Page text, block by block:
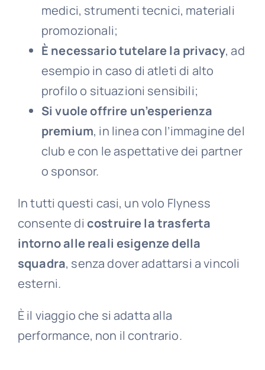
medici, strumenti tecnici, materiali
promozionali;
È necessario tutelare la privacy, ad
esempio in caso di atleti di alto
profilo o situazioni sensibili;
Si vuole offrire un’esperienza
premium, in linea con l’immagine del
club e con le aspettative dei partner
o sponsor.
In tutti questi casi, un volo Flyness
consente di costruire la trasferta
intorno alle reali esigenze della
squadra, senza dover adattarsi a vincoli
esterni.
È il viaggio che si adatta alla
performance, non il contrario.